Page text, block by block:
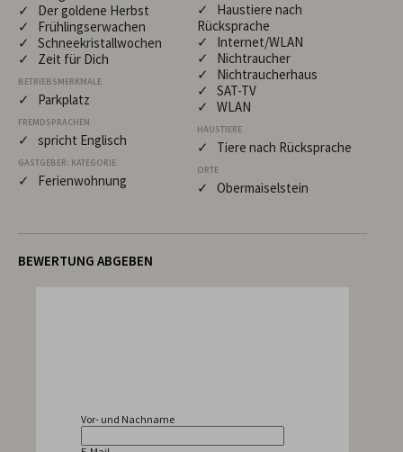
✓ Der goldene Herbst
✓ Frühlingserwachen
✓ Schneekristallwochen
✓ Zeit für Dich
BETRIEBSMERKMALE
✓ Parkplatz
FREMDSPRACHEN
✓ spricht Englisch
GASTGEBER: KATEGORIE
✓ Ferienwohnung
✓ Haustiere nach
Rücksprache
✓ Internet/WLAN
✓ Nichtraucher
✓ Nichtraucherhaus
✓ SAT-TV
✓ WLAN
HAUSTIERE
✓ Tiere nach Rücksprache
ORTE
✓ Obermaiselstein
BEWERTUNG ABGEBEN
Vor- und Nachname